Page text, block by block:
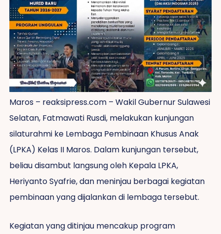
Maros – reaksipress.com – Wakil Gubernur Sulawesi
Selatan, Fatmawati Rusdi, melakukan kunjungan
silaturahmi ke Lembaga Pembinaan Khusus Anak
(LPKA) Kelas II Maros. Dalam kunjungan tersebut,
beliau disambut langsung oleh Kepala LPKA,
Heriyanto Syafrie, dan meninjau berbagai kegiatan
pembinaan yang dijalankan di lembaga tersebut.
Kegiatan yang ditinjau mencakup program